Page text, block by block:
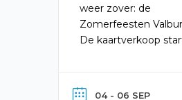
weer zover: de
Zomerfeesten
De kaartverkoop
want dit wil je
04 - 06 SEP